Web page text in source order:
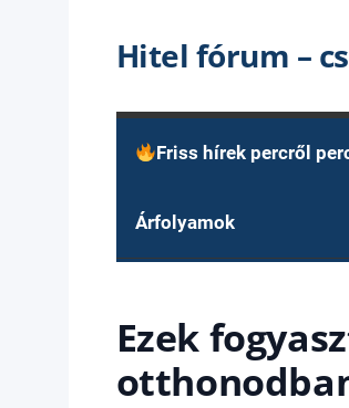
Hitel fórum –
Friss hírek percről
Árfolyamok
Ezek